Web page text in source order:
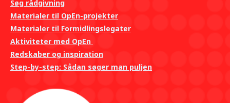
Søg rådgivning
Materialer til OpEn-projekter
Materialer til Formidlingslegater
Aktiviteter med OpEn
Redskaber og inspiration
Step-by-step: Sådan søger man puljen